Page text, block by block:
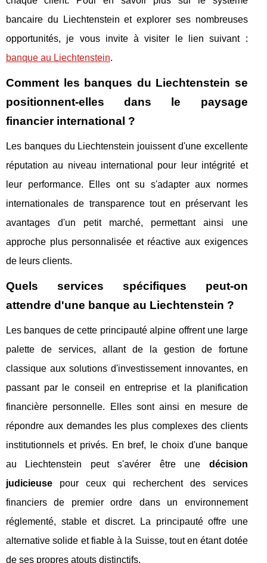
bancaire du Liechtenstein et explorer ses nombreuses
opportunités, je vous invite à visiter le lien suivant :
banque au Liechtenstein.
Comment les banques du Liechtenstein se
positionnent-elles dans le paysage
financier international ?
Les banques du Liechtenstein jouissent d'une excellente
réputation au niveau international pour leur intégrité et
leur performance. Elles ont su s'adapter aux normes
internationales de transparence tout en préservant les
avantages d'un petit marché, permettant ainsi une
approche plus personnalisée et réactive aux exigences
de leurs clients.
Quels services spécifiques peut-on
attendre d'une banque au Liechtenstein ?
Les banques de cette principauté alpine offrent une large
palette de services, allant de la gestion de fortune
classique aux solutions d'investissement innovantes, en
passant par le conseil en entreprise et la planification
financière personnelle. Elles sont ainsi en mesure de
répondre aux demandes les plus complexes des clients
institutionnels et privés. En bref, le choix d'une banque
au Liechtenstein peut s'avérer être une décision
judicieuse pour ceux qui recherchent des services
financiers de premier ordre dans un environnement
réglementé, stable et discret. La principauté offre une
alternative solide et fiable à la Suisse, tout en étant dotée
de ses propres atouts distinctifs.